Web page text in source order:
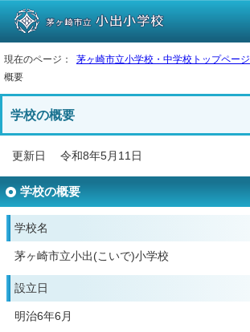
現在のページ： 茅ヶ崎市立小学校・中学校トップページ
概要
学校の概要
更新日 令和8年5月11日
学校の概要
学校名
茅ヶ崎市立小出(こいで)小学校
設立日
明治6年6月